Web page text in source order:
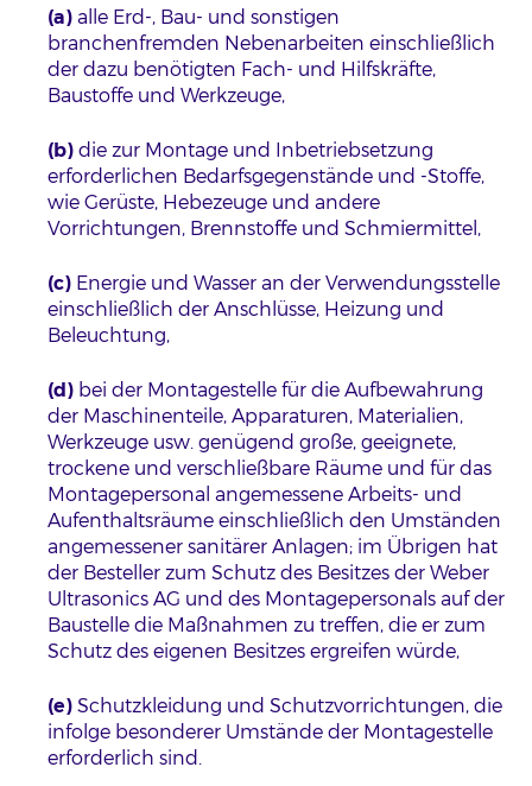
(a) alle Erd-, Bau- und sonstigen
branchenfremden Nebenarbeiten einschließlich
der dazu benötigten Fach- und Hilfskräfte,
Baustoffe und Werkzeuge,
(b) die zur Montage und Inbetriebsetzung
erforderlichen Bedarfsgegenstände und -Stoffe,
wie Gerüste, Hebezeuge und andere
Vorrichtungen, Brennstoffe und Schmiermittel,
(c) Energie und Wasser an der Verwendungsstelle
einschließlich der Anschlüsse, Heizung und
Beleuchtung,
(d) bei der Montagestelle für die Aufbewahrung
der Maschinenteile, Apparaturen, Materialien,
Werkzeuge usw. genügend große, geeignete,
trockene und verschließbare Räume und für das
Montagepersonal angemessene Arbeits- und
Aufenthaltsräume einschließlich den Umständen
angemessener sanitärer Anlagen; im Übrigen hat
der Besteller zum Schutz des Besitzes der Weber
Ultrasonics AG und des Montagepersonals auf der
Baustelle die Maßnahmen zu treffen, die er zum
Schutz des eigenen Besitzes ergreifen würde,
(e) Schutzkleidung und Schutzvorrichtungen, die
infolge besonderer Umstände der Montagestelle
erforderlich sind.